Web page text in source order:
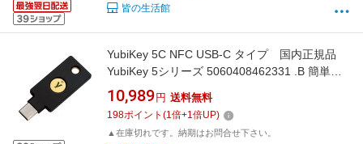
皆の生活館
YubiKey 5C NFC USB-C タイプ 国内正規品
YubiKey 5シリーズ 5060408462331 .B 簡単操
作で強力な認証を実現 多要素認証キー
YubiKey（ユビキー）不正ログインによる「な
りすまし」「不正利用」「情報漏洩」を防ぐた
めに有効な多要素認証を簡単に導入
10,989 円 送料無料
198ポイント (1倍+1倍UP)
▲在庫切れです。納期はお問合せ下さい。